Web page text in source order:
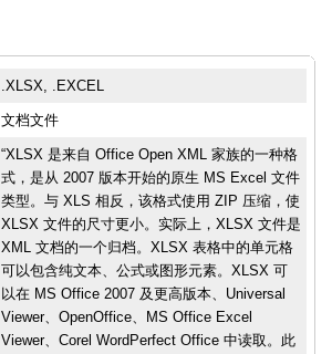
.XLSX, .EXCEL
文档文件
“XLSX 是来自 Office Open XML 家族的一种格
式，是从 2007 版本开始的原生 MS Excel 文件
类型。与 XLS 相反，该格式使用 ZIP 压缩，使
XLSX 文件的尺寸更小。实际上，XLSX 文件是
XML 文档的一个归档。XLSX 表格中的单元格
可以包含纯文本、公式或图形元素。XLSX 可
以在 MS Office 2007 及更高版本、Universal
Viewer、OpenOffice、MS Office Excel
Viewer、Corel WordPerfect Office 中读取。此